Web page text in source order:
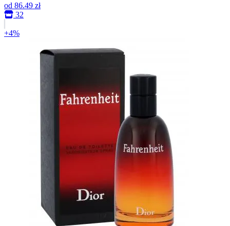
od 86.49 zł
32
+4%